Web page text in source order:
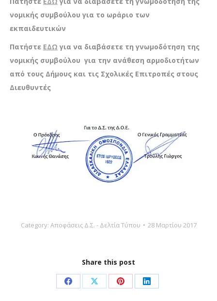
νομικής συμβούλου για το ωράριο των
εκπαιδευτικών
Πατήστε ΕΔΩ για να διαβάσετε τη γνωμοδότηση της
νομικής συμβούλου για την ανάθεση αρμοδιοτήτων
από τους Δήμους και τις Σχολικές Επιτροπές στους
Διευθυντές
Category: Αποφάσεις Δ.Σ. - Δελτία Τύπου 28 Μαρτίου 2017
Share this post
Share Share Share Share